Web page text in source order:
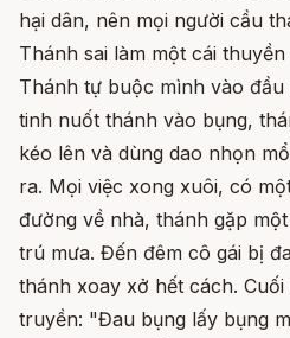
hại dân, nên mọi người cầu
Thánh sai làm một cái
Thánh tự buộc mình vào đầu
tinh nuốt thánh vào bụng,
kéo lên và dùng dao nhọn
ra. Mọi việc xong xuôi, có
đường về nhà, thánh gặp
trú mưa. Đến đêm cô gái bị
thánh xoay xở hết cách.
truyền: "Đau bụng lấy bụng